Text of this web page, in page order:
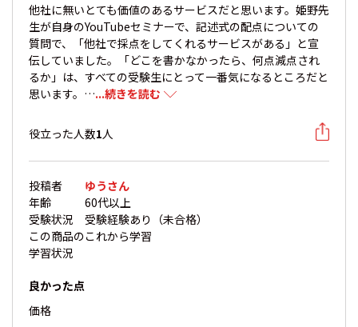
他社に無いとても価値のあるサービスだと思います。姫野先
生が自身のYouTubeセミナーで、記述式の配点についての
質問で、「他社で採点をしてくれるサービスがある」と宣
伝していました。「どこを書かなかったら、何点減点され
るか」は、すべての受験生にとって一番気になるところだと
思います。…...続きを読む
役立った人数1人
投稿者
ゆうさん
年齢
60代以上
受験状況
受験経験あり（未合格）
この商品の
学習状況
これから学習
良かった点
価格